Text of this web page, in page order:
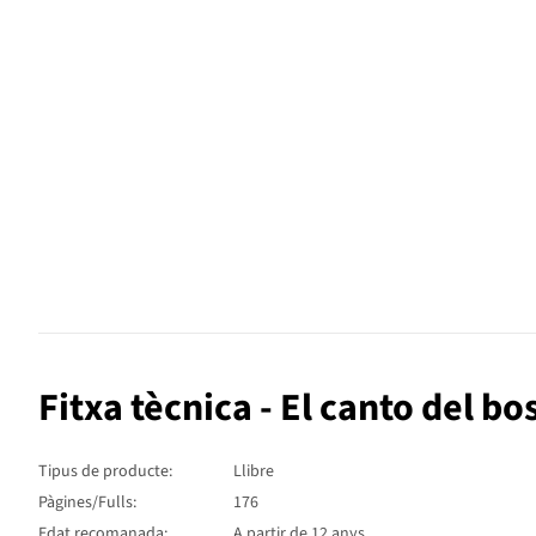
Fitxa tècnica - El canto del
Tipus de producte:
Llibre
Pàgines/Fulls:
176